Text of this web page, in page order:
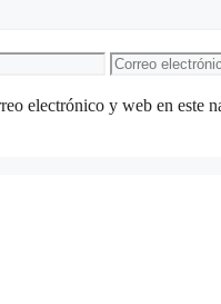
Correo
electrónico
electrónico y web en este